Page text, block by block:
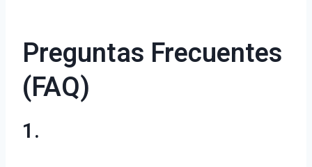
Preguntas Frecuentes
(FAQ)
1.